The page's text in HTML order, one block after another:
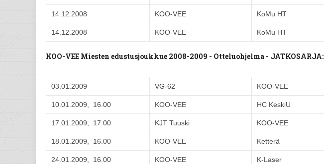
14.12.2008 KOO-VEE KoMu HT
14.12.2008 KOO-VEE KoMu HT
KOO-VEE Miesten edustusjoukkue 2008-2009 - Otteluohjelma - JATKOSARJA:
03.01.2009 VG-62 KOO-VEE
10.01.2009, 16.00 KOO-VEE HC KeskiU
17.01.2009, 17.00 KJT Tuuski KOO-VEE
18.01.2009, 16.00 KOO-VEE Ketterä
24.01.2009, 16.00 KOO-VEE K-Laser